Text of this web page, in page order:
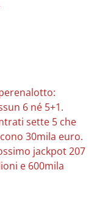
6 né 5+1.
sette 5 che
30mila euro.
jackpot 207
e 600mila